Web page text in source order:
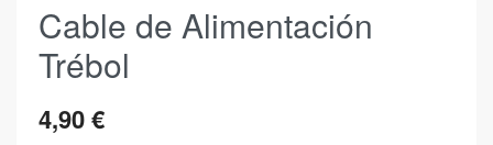
Cable de Alimentación
Trébol
4,90€